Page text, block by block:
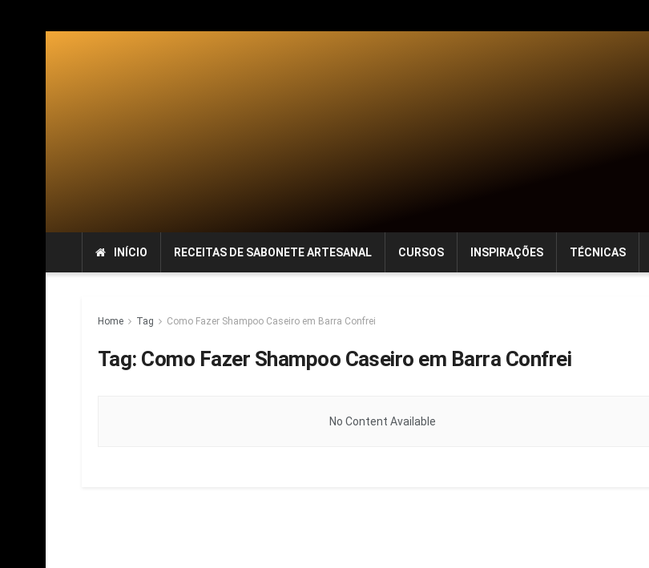
INÍCIO RECEITAS DE SABONETE ARTESANAL CURSOS INSPIRAÇÕES TÉCNICAS
Home Tag Como Fazer Shampoo Caseiro em Barra Confrei
Tag: Como Fazer Shampoo Caseiro em Barra Confrei
No Content Available